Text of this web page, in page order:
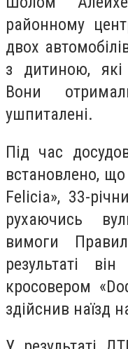
районному
двох
з дитиною, які
Вони
ушпиталені.
Під час
встановлено, що
Felicia», 33-
рухаючись
вимоги
результаті
кросовером
здійснив наїзд